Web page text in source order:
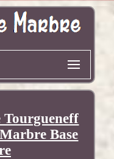
Tourgueneff
Base